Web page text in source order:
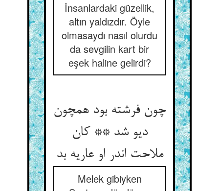
İnsanlardaki güzellik,
altın yaldızdır. Öyle
olmasaydı nasıl olurdu
da sevgilin kart bir
eşek haline gelirdi?
چون فرشته بود همچون
دیو شد ** کان
ملاحت اندر او عاریه بد
Melek gibiyken